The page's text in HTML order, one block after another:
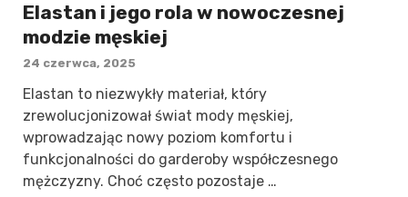
Elastan i jego rola w nowoczesnej
modzie męskiej
24 czerwca, 2025
Elastan to niezwykły materiał, który
zrewolucjonizował świat mody męskiej,
wprowadzając nowy poziom komfortu i
funkcjonalności do garderoby współczesnego
mężczyzny. Choć często pozostaje …